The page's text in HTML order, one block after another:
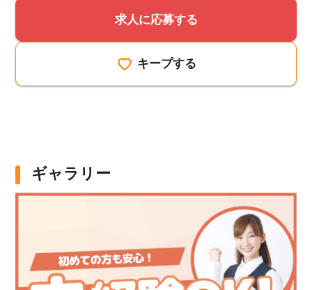
求人に応募する
キープする
ギャラリー